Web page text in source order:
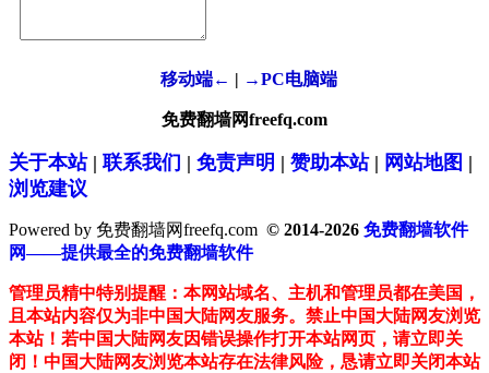
移动端← | →PC电脑端
免费翻墙网freefq.com
关于本站| 联系我们 | 免责声明 | 赞助本站| 网站地图 |
浏览建议
Powered by 免费翻墙网freefq.com © 2014-2026 免费翻墙软件
网——提供最全的免费翻墙软件
管理员精中特别提醒：本网站域名、主机和管理员都在美国，
且本站内容仅为非中国大陆网友服务。禁止中国大陆网友浏览
本站！若中国大陆网友因错误操作打开本站网页，请立即关
闭！中国大陆网友浏览本站存在法律风险，恳请立即关闭本站